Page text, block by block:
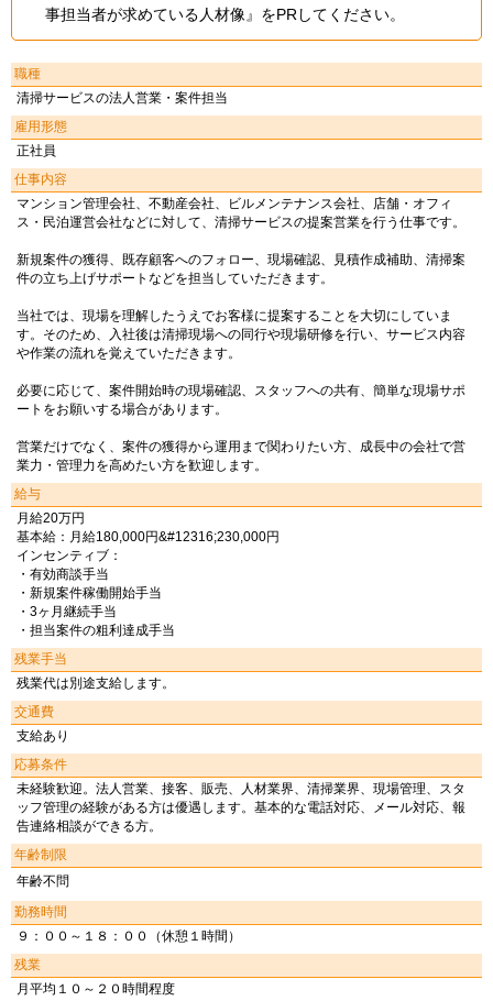
事担当者が求めている人材像』をPRしてください。
職種
清掃サービスの法人営業・案件担当
雇用形態
正社員
仕事内容
マンション管理会社、不動産会社、ビルメンテナンス会社、店舗・オフィ
ス・民泊運営会社などに対して、清掃サービスの提案営業を行う仕事です。
新規案件の獲得、既存顧客へのフォロー、現場確認、見積作成補助、清掃案
件の立ち上げサポートなどを担当していただきます。
当社では、現場を理解したうえでお客様に提案することを大切にしていま
す。そのため、入社後は清掃現場への同行や現場研修を行い、サービス内容
や作業の流れを覚えていただきます。
必要に応じて、案件開始時の現場確認、スタッフへの共有、簡単な現場サポ
ートをお願いする場合があります。
営業だけでなく、案件の獲得から運用まで関わりたい方、成長中の会社で営
業力・管理力を高めたい方を歓迎します。
給与
月給20万円
基本給：月給180,000円&#12316;230,000円
インセンティブ：
・有効商談手当
・新規案件稼働開始手当
・3ヶ月継続手当
・担当案件の粗利達成手当
残業手当
残業代は別途支給します。
交通費
支給あり
応募条件
未経験歓迎。法人営業、接客、販売、人材業界、清掃業界、現場管理、スタ
ッフ管理の経験がある方は優遇します。基本的な電話対応、メール対応、報
告連絡相談ができる方。
年齢制限
年齢不問
勤務時間
９：００～１８：００（休憩１時間）
残業
月平均１０～２０時間程度